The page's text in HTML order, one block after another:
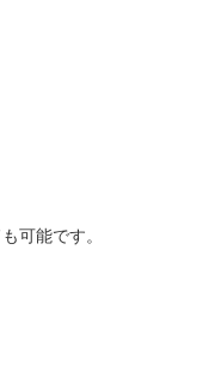
可能です。